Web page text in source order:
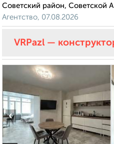
Советский район, Советской
Агентство, 07.08.2026
VRPazl —
‹